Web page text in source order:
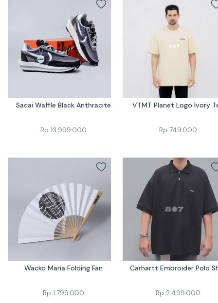
Sacai Waffle Black Anthracite
Rp 13.999.000
VTMT Planet Logo Ivory
Rp 749.000
Wacko Maria Folding Fan
Rp 1.799.000
Carhartt Embroider Polo
Rp 2.499.000